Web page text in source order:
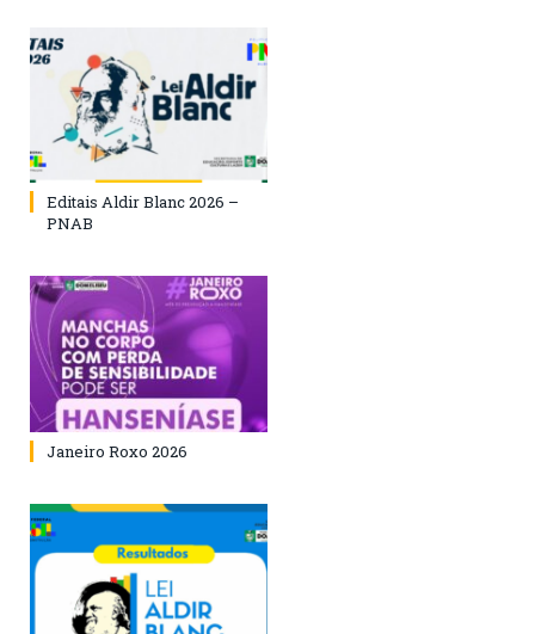
Editais Aldir Blanc 2026 –
PNAB
Janeiro Roxo 2026